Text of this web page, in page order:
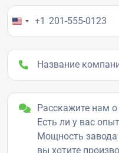
Ваш номер телефона
+1
Название компании
Детали проекта